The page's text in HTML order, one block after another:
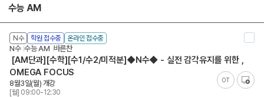
수능 AM
N수 학원 접수중 온라인 접수중
N수 수능 AM 바른찬
[AM단과][수학][수1/수2/미적분]◆N수◆ - 실전 감각유지를 위한 ,
OMEGA FOCUS
OT
8월3일(월) 개강
[월] 09:00-12:30